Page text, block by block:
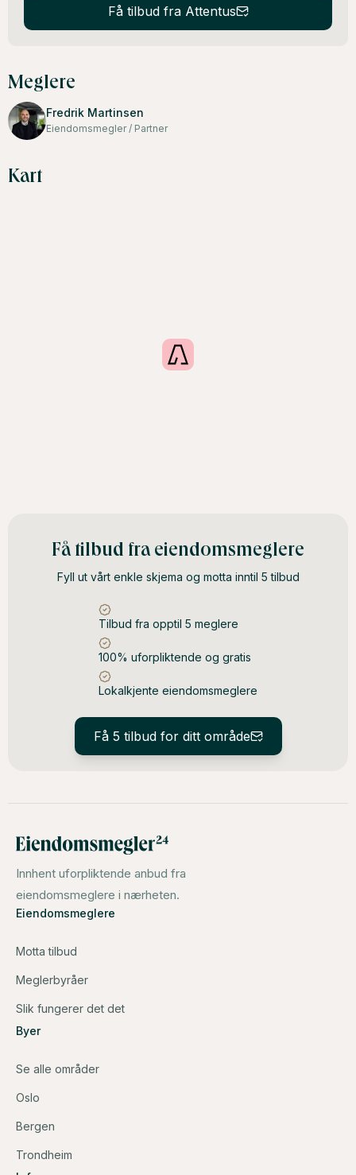
Få tilbud fra Attentus
Meglere
Fredrik Martinsen
Eiendomsmegler / Partner
Kart
Få tilbud fra eiendomsmeglere
Fyll ut vårt enkle skjema og motta inntil 5 tilbud
Tilbud fra opptil 5 meglere
100% uforpliktende og gratis
Lokalkjente eiendomsmeglere
Få 5 tilbud for ditt område
Innhent uforpliktende anbud fra
eiendomsmeglere i nærheten.
Eiendomsmeglere
Motta tilbud
Meglerbyråer
Slik fungerer det det
Byer
Se alle områder
Oslo
Bergen
Trondheim